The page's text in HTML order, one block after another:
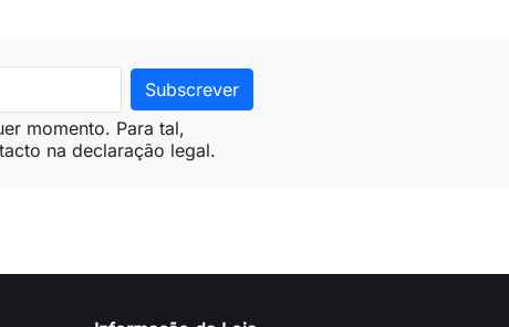
momento. Para tal,
na declaração legal.